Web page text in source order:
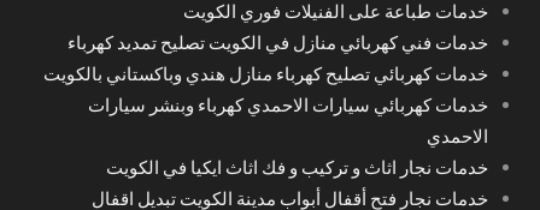
خدمات طباعة على الفنيلات فوري الكويت
خدمات فني كهربائي منازل في الكويت تصليح تمديد كهرباء
خدمات كهربائي تصليح كهرباء منازل هندي وباكستاني بالكويت
خدمات كهربائي سيارات الاحمدي كهرباء وبنشر سيارات
الاحمدي
خدمات نجار اثاث و تركيب و فك اثاث ايكيا في الكويت
خدمات نجار فتح أقفال أبواب مدينة الكويت تبديل اقفال